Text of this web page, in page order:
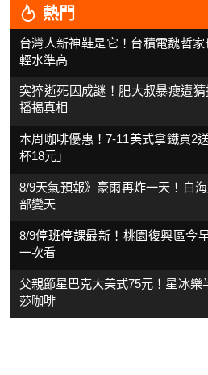
熱門
台灣人新神鞋是它！台積電魏哲
輕水準高
突猝逝死因成謎！肥大叔暴瘦遭
播揭真相
本周咖啡優惠！7-11美式拿鐵買
杯18元」
8/9天氣預報》豪雨再炸一天！白
部變天
8/9停班停課最新！桃園復興區
一次看
父親節星巴克大美式75元！星冰
莎咖啡